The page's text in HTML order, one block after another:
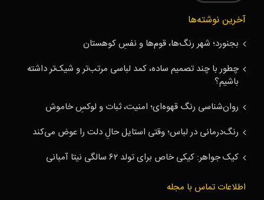
آخرین نوشته‌ها
بجنورد؛ شهر رنگ‌ها، قوم‌ها و نفسِ کوهستان
چطور با چند تصمیم ساده، کمد لباسی مرتب‌تر و شیک‌تر داشته
باشیم؟
روان‌شناسی رنگ قهوه‌ای؛ امنیت، ثبات و لوکسِ خاموش
رنگ‌درمانی در لباس؛ وقتی استایل حالِ دلت را عوض می‌کند
کیک جواهر: کیکی خاص برای تولد ۶۲ سالگی نیتا آمبانی
اطلاعات تماس با مجله